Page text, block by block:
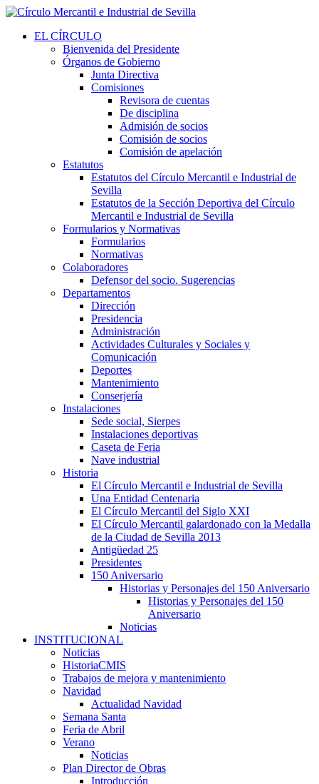
EL CÍRCULO
Bienvenida del Presidente
Órganos de Gobierno
Junta Directiva
Comisiones
Revisora de cuentas
De disciplina
Admisión de socios
Comisión de socios
Comisión de apelación
Estatutos
Estatutos del Círculo Mercantil e Industrial de
Sevilla
Estatutos de la Sección Deportiva del Círculo
Mercantil e Industrial de Sevilla
Formularios y Normativas
Formularios
Normativas
Colaboradores
Defensor del socio. Sugerencias
Departamentos
Dirección
Presidencia
Administración
Actividades Culturales y Sociales y
Comunicación
Deportes
Mantenimiento
Conserjería
Instalaciones
Sede social, Sierpes
Instalaciones deportivas
Caseta de Feria
Nave industrial
Historia
El Círculo Mercantil e Industrial de Sevilla
Una Entidad Centenaria
El Círculo Mercantil del Siglo XXI
El Círculo Mercantil galardonado con la Medalla
de la Ciudad de Sevilla 2013
Antigüedad 25
Presidentes
150 Aniversario
Historias y Personajes del 150 Aniversario
Historias y Personajes del 150
Aniversario
Noticias
INSTITUCIONAL
Noticias
HistoriaCMIS
Trabajos de mejora y mantenimiento
Navidad
Actualidad Navidad
Semana Santa
Feria de Abril
Verano
Noticias
Plan Director de Obras
Introducción